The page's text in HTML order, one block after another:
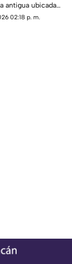
antigua ubicada
Histórico de
02:18 p. m.